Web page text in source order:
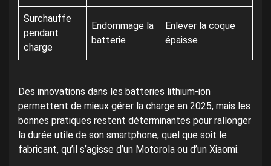
Surchauffe
pendant
charge
Endommage la
batterie
Enlever la coque
épaisse
Des innovations dans les batteries lithium-ion
permettent de mieux gérer la charge en 2025, mais les
bonnes pratiques restent déterminantes pour rallonger
la durée utile de son smartphone, quel que soit le
fabricant, qu’il s’agisse d’un Motorola ou d’un Xiaomi.